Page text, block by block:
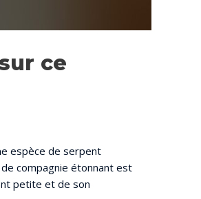
ce
espèce de serpent
compagnie étonnant est
petite et de son